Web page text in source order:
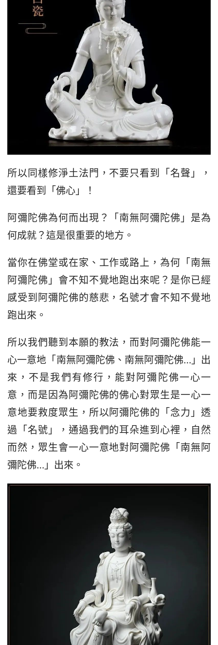
所以同樣修淨土法門，不要只看到「名聲」，
還要看到「佛心」！
阿彌陀佛為何而出現？「南無阿彌陀佛」是為
何成就？這是很重要的地方。
當你在佛堂或在家、工作或路上，為何「南無
阿彌陀佛」會不知不覺地跑出來呢？是你已經
感受到阿彌陀佛的慈悲，名號才會不知不覺地
跑出來。
所以我們聽到本願的教法，而對阿彌陀佛能一
心一意地「南無阿彌陀佛、南無阿彌陀佛…」出
來，不是我們有修行，能對阿彌陀佛一心一
意，而是因為阿彌陀佛的佛心對眾生是一心一
意地要救度眾生，所以阿彌陀佛的「念力」透
過「名號」，通過我們的耳朵進到心裡，自然
而然，眾生會一心一意地對阿彌陀佛「南無阿
彌陀佛…」出來。